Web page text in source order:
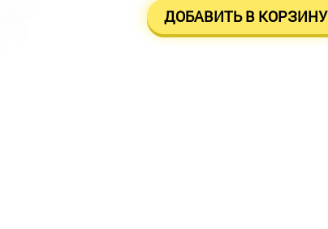
ДОБАВИТЬ В КОРЗИНУ